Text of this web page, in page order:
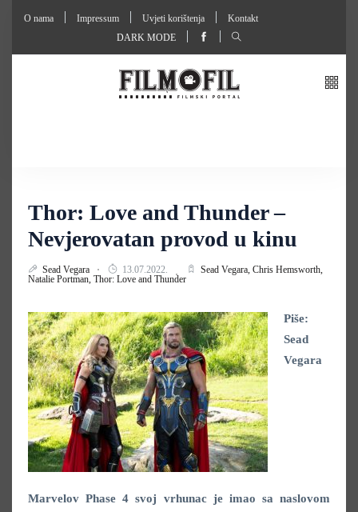
O nama Impressum Uvjeti korištenja
Kontakt
DARK MODE
Thor: Love and Thunder –
Nevjerovatan provod u kinu
Sead Vegara 13.07.2022. Sead Vegara, Chris Hemsworth,
Natalie Portman, Thor: Love and Thunder
Piše:
Sead
Vegara
Marvelov Phase 4 svoj vrhunac je imao sa naslovom